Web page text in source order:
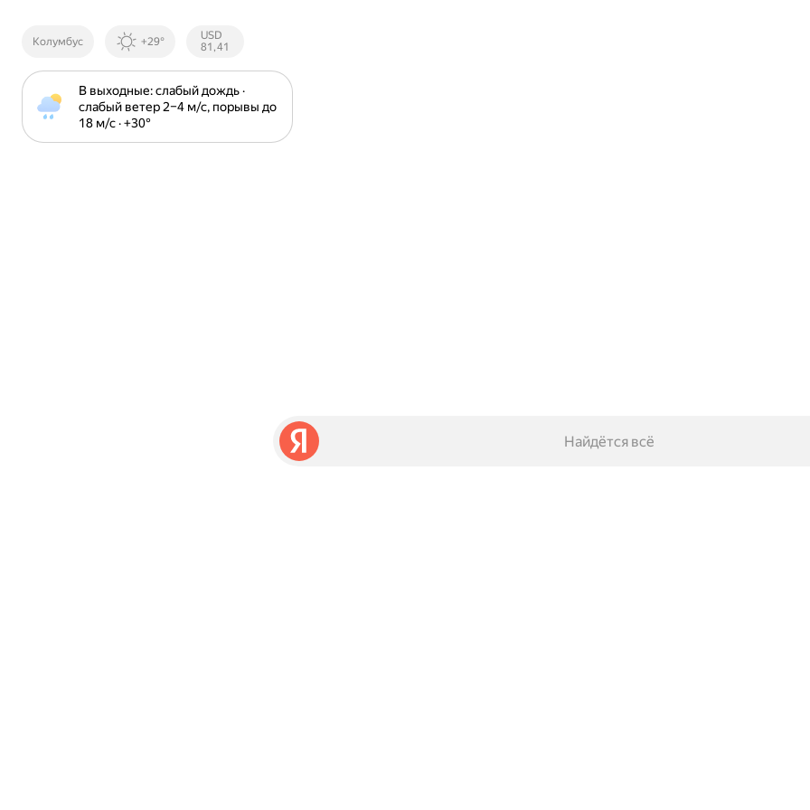
Колумбус +29°
Курсы ЦБ
РФ
USD
81,41
В выходные: слабый дождь ·
слабый ветер 2⁠–⁠4 м⁠/⁠с, порывы до
18 м⁠/⁠с · +30⁠°